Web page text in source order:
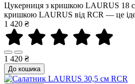
Цукерниця з кришкою LAURUS 18
кришкою LAURUS від RCR — це
1 420 ₴
1 420 ₴
До кошика